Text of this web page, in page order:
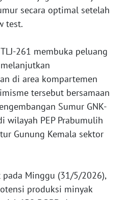
secara optimal setelah
test.
261 membuka peluang
di area kompartemen
tersebut bersamaan
Sumur GNK-
wilayah PEP Prabumulih
Gunung Kemala sektor
Minggu (31/5/2026),
produksi minyak